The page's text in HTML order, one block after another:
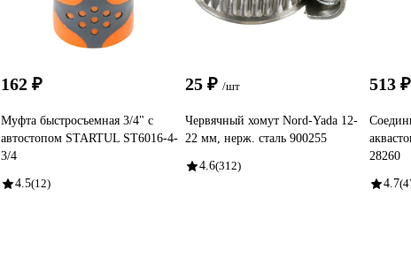
162 ₽
Муфта быстросъемная 3/4" с
автостопом STARTUL ST6016-4-
3/4
4.5(12)
25 ₽ /шт
Червячный хомут Nord-Yada 12-
22 мм, нерж. сталь 900255
4.6(312)
513 ₽
28260
4.7